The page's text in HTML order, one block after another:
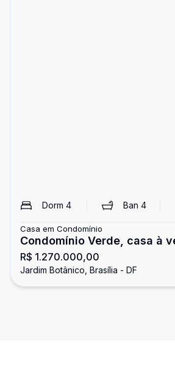
Dorm 4 Ban 4
Casa em Condomínio
Condomínio Verde, casa à
quartos sendo 1 suíte, Jardim
Botânico-DF
R$ 1.270.000,00
Jardim Botânico, Brasília - DF